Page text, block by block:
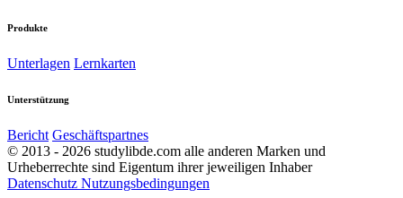
Produkte
Unterlagen Lernkarten
Unterstützung
Bericht Geschäftspartnes
© 2013 - 2026 studylibde.com alle anderen Marken und
Urheberrechte sind Eigentum ihrer jeweiligen Inhaber
Datenschutz Nutzungsbedingungen